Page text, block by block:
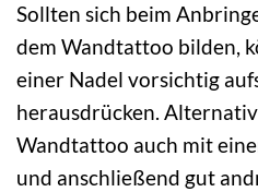
Sollten sich beim
dem Wandtattoo bilden,
einer Nadel vorsichtig
herausdrücken.
Wandtattoo auch mit
und anschließend gut